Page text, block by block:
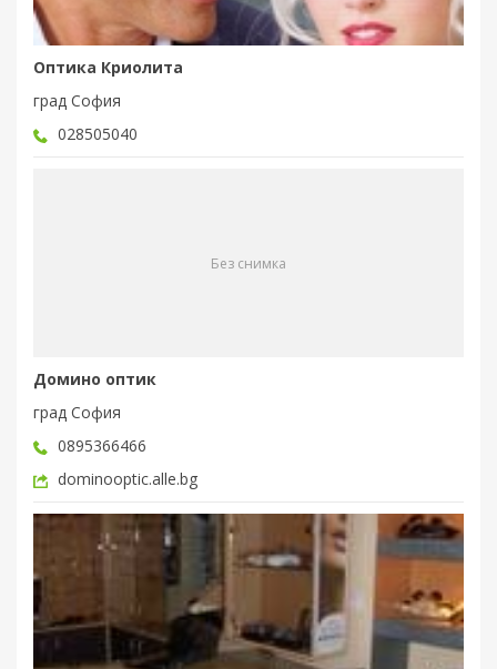
Оптика Криолита
град София
028505040
Без снимка
Домино оптик
град София
0895366466
dominooptic.alle.bg